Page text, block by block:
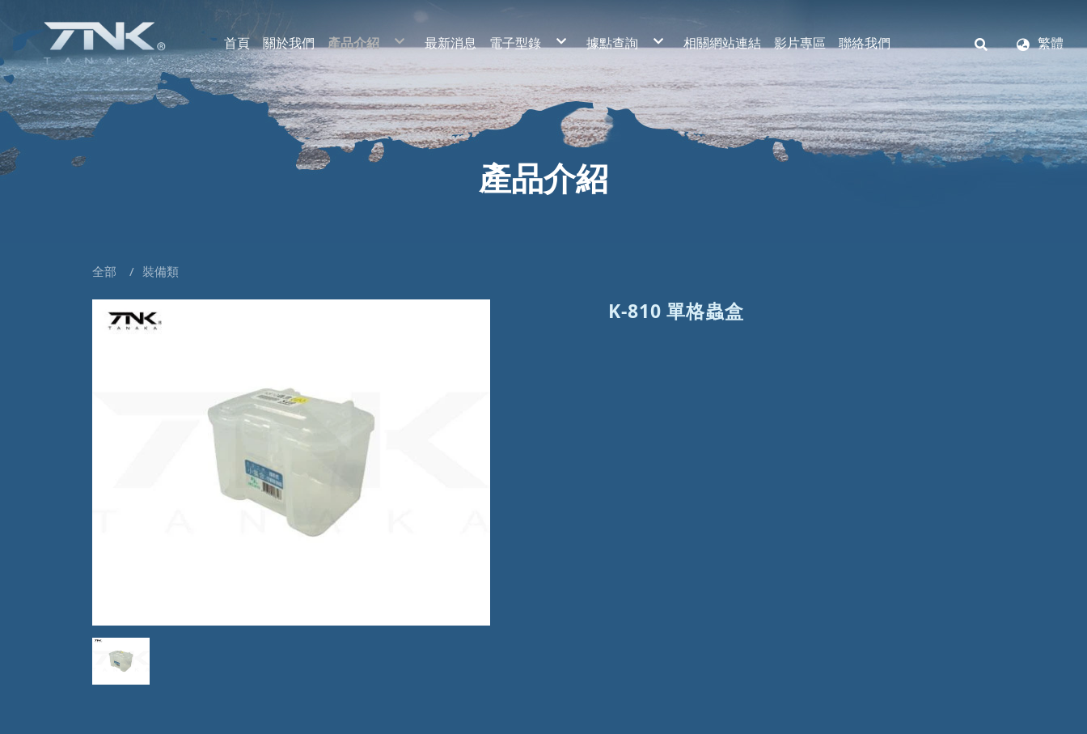
繁體
首頁 關於我們 產品介紹
小道具
釣線類
浮標類
假餌類
剪鉗類
裝備類
部品類
最新消息 電子型錄
2020年 幸福漁具目錄 - 魚鈎類
2020年 幸福漁具目錄 - 浮標類
2020年 幸福漁具目錄 - 假餌類
2020年 幸福漁具目錄 - 部品類
2020年 幸福漁具目錄 - 裝備類
據點查詢
台北市
桃園市
新竹市
新竹縣
苗栗縣
台中市
彰化縣
雲林縣
南投縣
高雄市
屏東縣
宜蘭縣
花蓮縣
相關網站連結 影片專區 聯絡我們
產品介紹
K-810 單格蟲盒
全部 裝備類